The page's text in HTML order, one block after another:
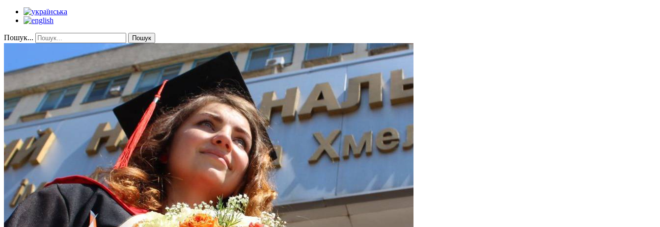
Пошук... Пошук